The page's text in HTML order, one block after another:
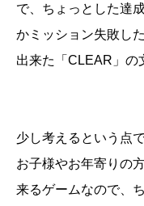
で、ちょっとした達
かミッション失敗し
出来た「CLEAR」の
少し考えるという点
お子様やお年寄りの
来るゲームなので、